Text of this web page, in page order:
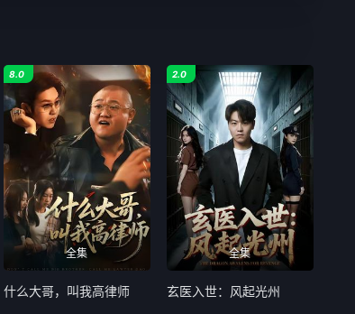
全集
8.0
什么大哥，叫我高律师
全集
2.0
玄医入世：风起光州